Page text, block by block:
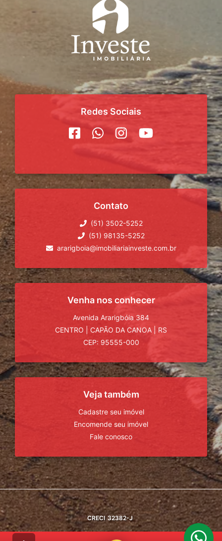
Redes Sociais
Contato
(51) 3502-5252
(51) 98135-5252
ararigboia@imobiliariainveste.com.br
Venha nos conhecer
Avenida Ararigbóia 384
CENTRO
CAPÃO DA CANOA
RS
CEP: 95555-000
Veja também
Cadastre seu imóvel
Encomende seu imóvel
Fale conosco
CRECI 32382-J